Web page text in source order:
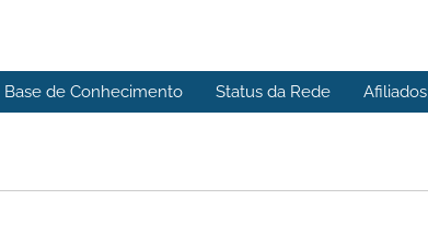
Base de Conhecimento Status da Rede Afiliados